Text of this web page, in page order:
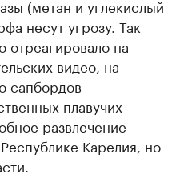
(метан и углекислый
несут угрозу. Так
отреагировало на
видео, на
cапбордов
плавучих
развлечение
Карелия, но